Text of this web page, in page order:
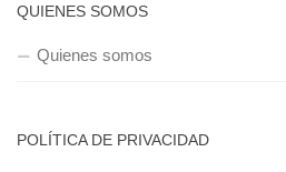
QUIENES SOMOS
Quienes somos
POLÍTICA DE PRIVACIDAD